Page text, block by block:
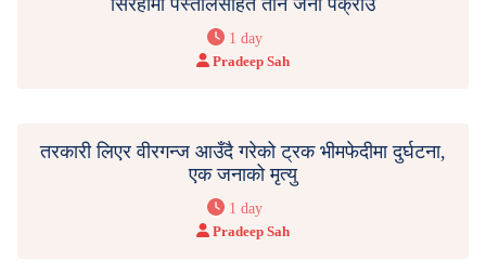
1 day
Pradeep Sah
तरकारी लिएर वीरगन्ज आउँदै गरेको ट्रक भीमफेदीमा दुर्घटना,
एक जनाको मृत्यु
1 day
Pradeep Sah